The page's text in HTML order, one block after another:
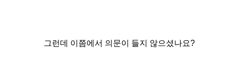
그런데 이쯤에서 의문이 들지 않으셨나요?